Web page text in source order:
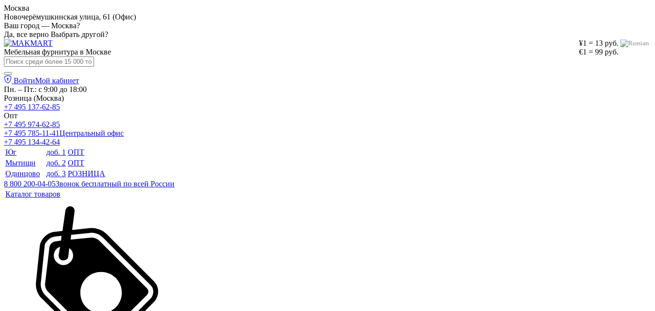
Москва
Новочерёмушкинская улица, 61 (Офис)
Ваш город — Москва?
Да, все верно Выбрать другой?
¥1 = 13 руб.
€1 = 99 руб.
Мебельная фурнитура в Москве
ВойтиМой кабинет
Пн. – Пт.: с 9:00 до 18:00
Розница (Москва)
+7 495 137-62-85
Опт
+7 495 974-62-85
+7 495 785-11-41Центральный офис
+7 495 134-42-64
Юг
доб. 1 ОПТ
Мытищи
доб. 2 ОПТ
Одинцово
доб. 3 РОЗНИЦА
8 800 200-04-05Звонок бесплатный по всей России
Каталог товаров